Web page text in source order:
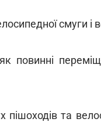
смуги і
повинні
пішоходів та